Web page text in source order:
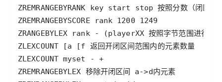
ZLEXCOUNT myset - +